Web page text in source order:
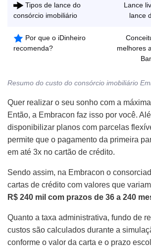
Tipos de lance do
consórcio imobiliário
Lance
lance
Por que o iDinheiro
recomenda?
melhores
Resumo do custo do consórcio imobiliário
Quer realizar o seu sonho com a
Então, a Embracon faz isso por você.
disponibilizar planos com parcelas
permite que o pagamento da primeira
em até 3x no cartão de crédito.
Sendo assim, na Embracon o
cartas de crédito com valores que
R$ 240 mil com prazos de 36 a 240
Quanto a taxa administrativa, fundo de
custos são calculados durante a
conforme o valor da carta e o prazo